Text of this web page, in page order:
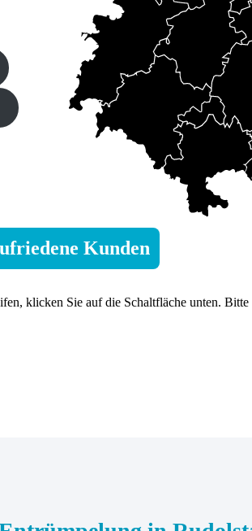
Kunden
klicken Sie auf die Schaltfläche unten.